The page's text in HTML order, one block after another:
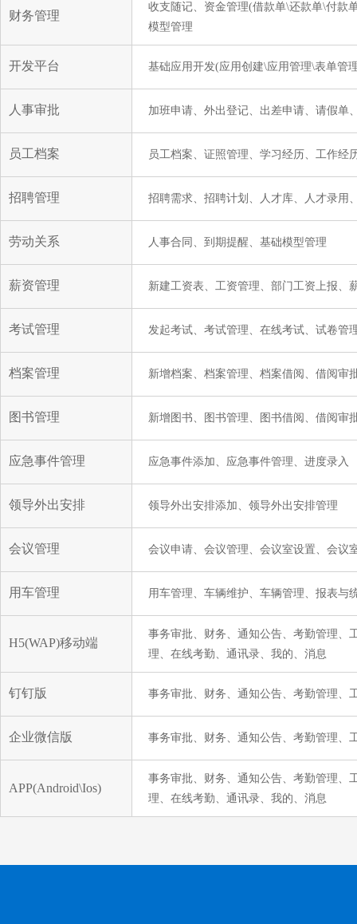
财务管理
收支随记、资金管理(借款单\还款单\付款
模型管理
开发平台 基础应用开发(应用创建\应用管理\表单管
人事审批 加班申请、外出登记、出差申请、请假单
员工档案 员工档案、证照管理、学习经历、工作经
招聘管理 招聘需求、招聘计划、人才库、人才录用
劳动关系 人事合同、到期提醒、基础模型管理
薪资管理 新建工资表、工资管理、部门工资上报、
考试管理 发起考试、考试管理、在线考试、试卷管
档案管理 新增档案、档案管理、档案借阅、借阅审
图书管理 新增图书、图书管理、图书借阅、借阅审
应急事件管理 应急事件添加、应急事件管理、进度录入
领导外出安排 领导外出安排添加、领导外出安排管理
会议管理 会议申请、会议管理、会议室设置、会议
用车管理 用车管理、车辆维护、车辆管理、报表与
H5(WAP)移动端
事务审批、财务、通知公告、考勤管理、
理、在线考勤、通讯录、我的、消息
钉钉版 事务审批、财务、通知公告、考勤管理、
企业微信版 事务审批、财务、通知公告、考勤管理、
APP(Android\Ios)
事务审批、财务、通知公告、考勤管理、
理、在线考勤、通讯录、我的、消息